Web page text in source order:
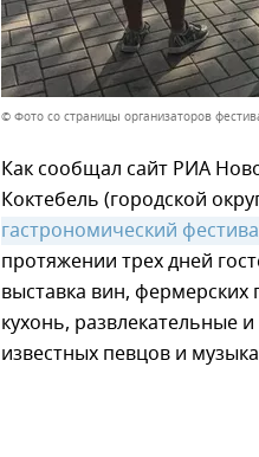
© Фото со страницы организаторов
Как сообщал сайт РИА
Коктебель (городской
гастрономический
протяжении трех дней
выставка вин,
кухонь, развлекательные
известных певцов и